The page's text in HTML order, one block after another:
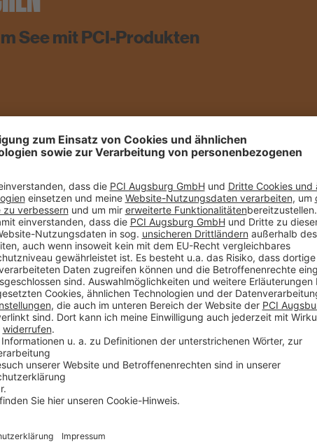
See mit PCI-Produkten
kunstvolle
in Kochel am See ist
Das kommt
direkt auf den
Königshaus
legte die Kristall Bäder
der
hat sie
Thermen zur
Kristall trimini, wurde im
und
erweitert.
DATUM
26.04.2018
ORT
Kochel am See
OBJEKTGRÖSSE
Ca. 10.000 m²